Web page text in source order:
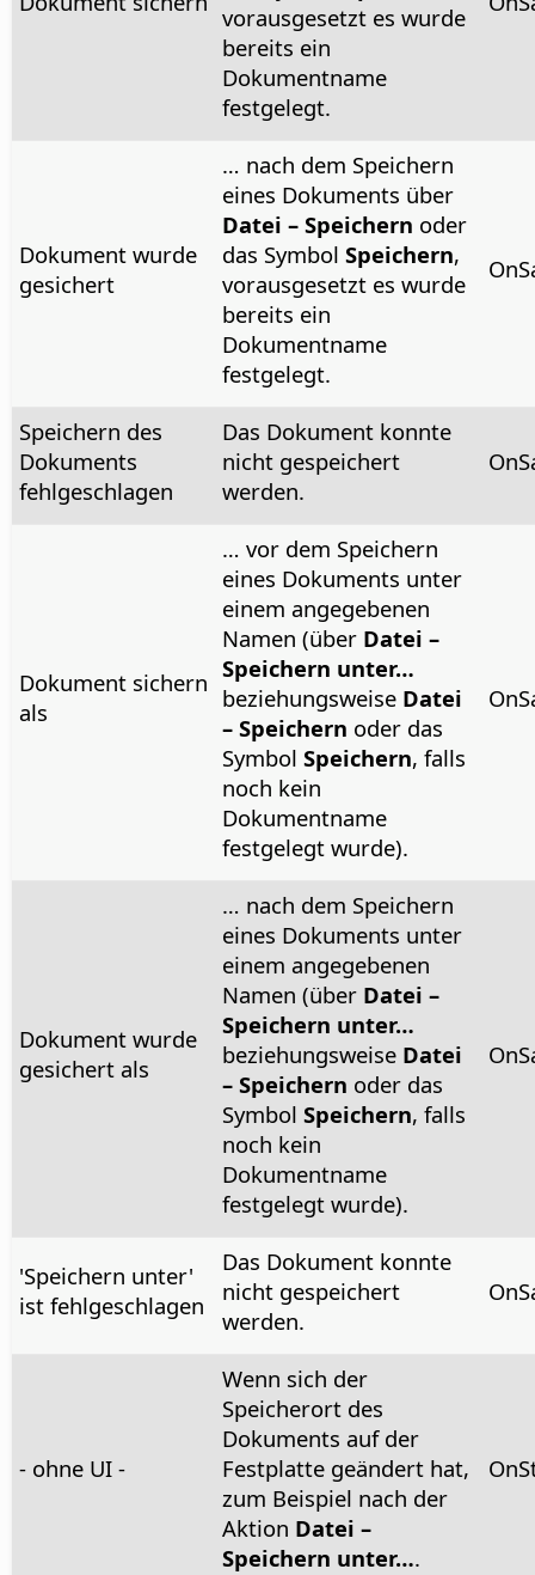
vorausgesetzt es wurde
bereits ein
Dokumentname
festgelegt.
Dokument wurde
gesichert
… nach dem Speichern
eines Dokuments über
Datei – Speichern oder
das Symbol Speichern,
vorausgesetzt es wurde
bereits ein
Dokumentname
festgelegt.
Speichern des
Dokuments
fehlgeschlagen
Das Dokument konnte
nicht gespeichert
werden.
Dokument sichern
als
… vor dem Speichern
eines Dokuments unter
einem angegebenen
Namen (über Datei –
Speichern unter…
beziehungsweise Datei
– Speichern oder das
Symbol Speichern, falls
noch kein
Dokumentname
festgelegt wurde).
Dokument wurde
gesichert als
… nach dem Speichern
eines Dokuments unter
einem angegebenen
Namen (über Datei –
Speichern unter…
beziehungsweise Datei
– Speichern oder das
Symbol Speichern, falls
noch kein
Dokumentname
festgelegt wurde).
'Speichern unter'
ist fehlgeschlagen
Das Dokument konnte
nicht gespeichert
werden.
- ohne UI -
Wenn sich der
Speicherort des
Dokuments auf der
Festplatte geändert hat,
zum Beispiel nach der
Aktion Datei –
Speichern unter….